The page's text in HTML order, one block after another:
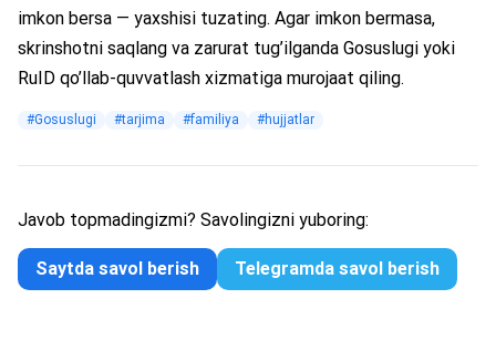
imkon bersa — yaxshisi tuzating. Agar imkon bermasa,
skrinshotni saqlang va zarurat tug’ilganda Gosuslugi yoki
RuID qo’llab-quvvatlash xizmatiga murojaat qiling.
#Gosuslugi #tarjima #familiya #hujjatlar
Javob topmadingizmi? Savolingizni yuboring:
Saytda savol berish Telegramda savol berish